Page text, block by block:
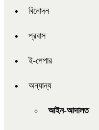
বিনোদন
প্রবাস
ই-পেপার
অন্যান্য
আইন-আদালত